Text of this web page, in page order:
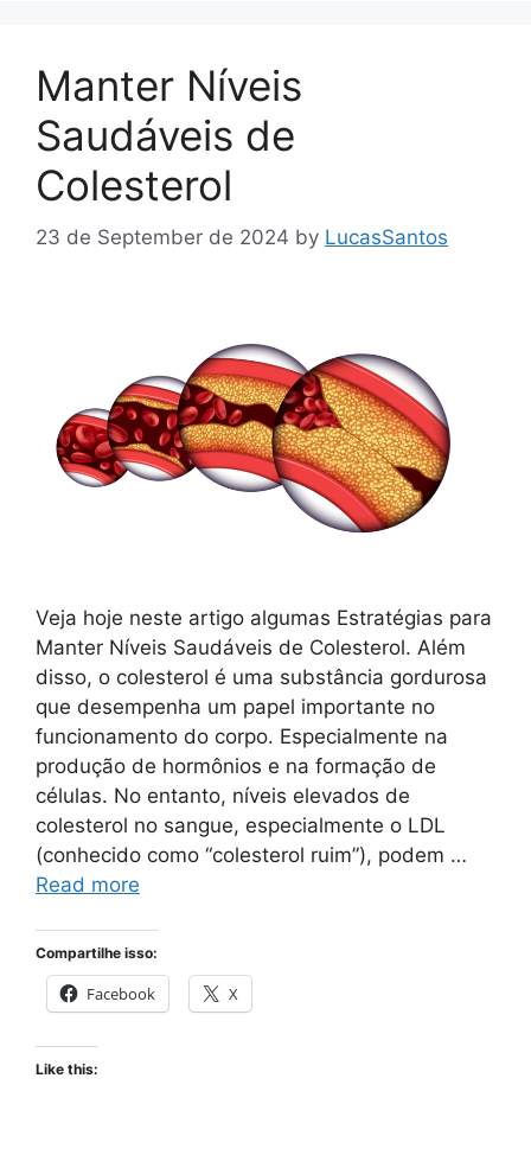
Manter Níveis
Saudáveis de
Colesterol
23 de September de 2024 by LucasSantos
Veja hoje neste artigo algumas Estratégias para
Manter Níveis Saudáveis de Colesterol. Além
disso, o colesterol é uma substância gordurosa
que desempenha um papel importante no
funcionamento do corpo. Especialmente na
produção de hormônios e na formação de
células. No entanto, níveis elevados de
colesterol no sangue, especialmente o LDL
(conhecido como “colesterol ruim”), podem …
Read more
Compartilhe isso:
Facebook X
Like this: